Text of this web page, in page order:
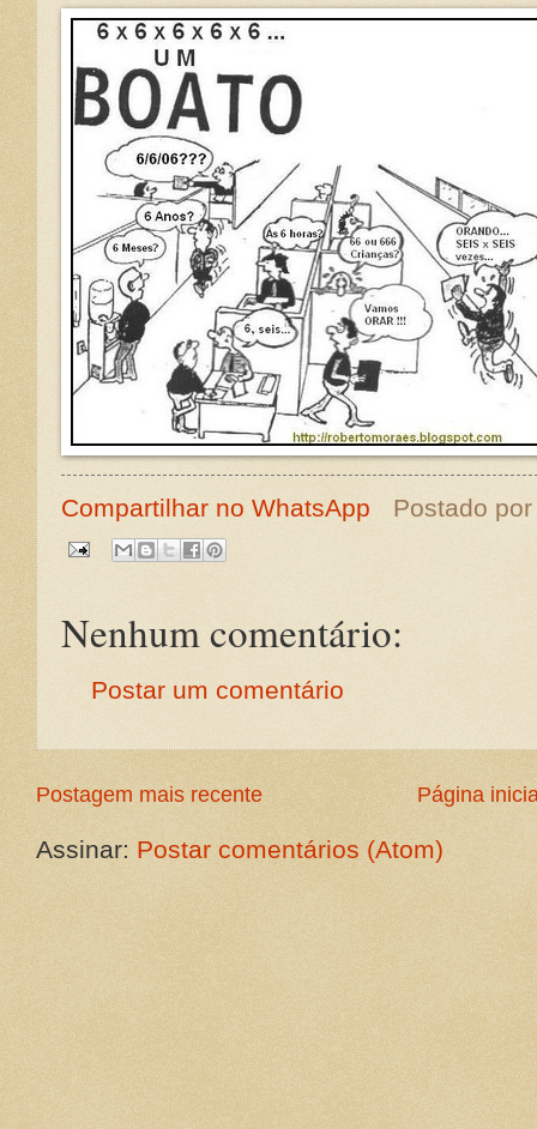
Compartilhar no WhatsApp Postado
Nenhum comentário:
Postar um comentário
Postagem mais recente Página
Assinar: Postar comentários (Atom)